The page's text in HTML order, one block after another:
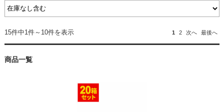
15件中1件～10件を表示 1 2 次へ 最後へ
商品一覧